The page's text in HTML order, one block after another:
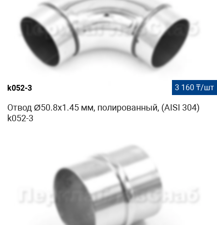
k052-3 3 160 ₸/шт
Отвод Ø50.8х1.45 мм, полированный, (AISI 304)
k052-3